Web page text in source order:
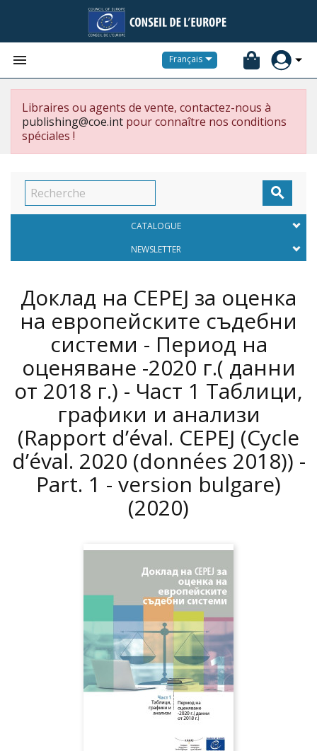
 Français
Libraires ou agents de vente, contactez-nous à
publishing@coe.int pour connaître nos conditions
spéciales !

CATALOGUE
NEWSLETTER
Доклад на CEPEJ за оценка
на европейските съдебни
системи - Период на
оценяване -2020 г.( данни
от 2018 г.) - Част 1 Таблици,
графики и анализи
(Rapport d’éval. CEPEJ (Cycle
d’éval. 2020 (données 2018)) -
Part. 1 - version bulgare)
(2020)